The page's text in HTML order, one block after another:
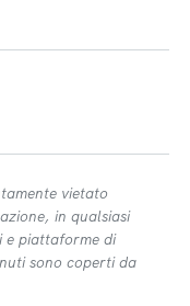
vietato
in qualsiasi
e piattaforme di
sono coperti da